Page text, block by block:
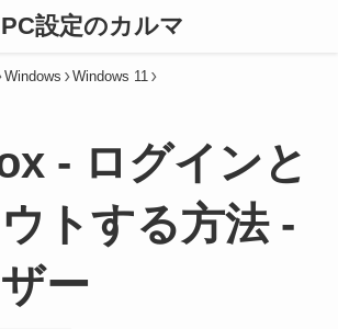
PC設定のカルマ
Windows Windows 11
- ログインと
トする方法 -
ー